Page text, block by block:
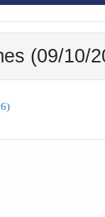
(09/10/